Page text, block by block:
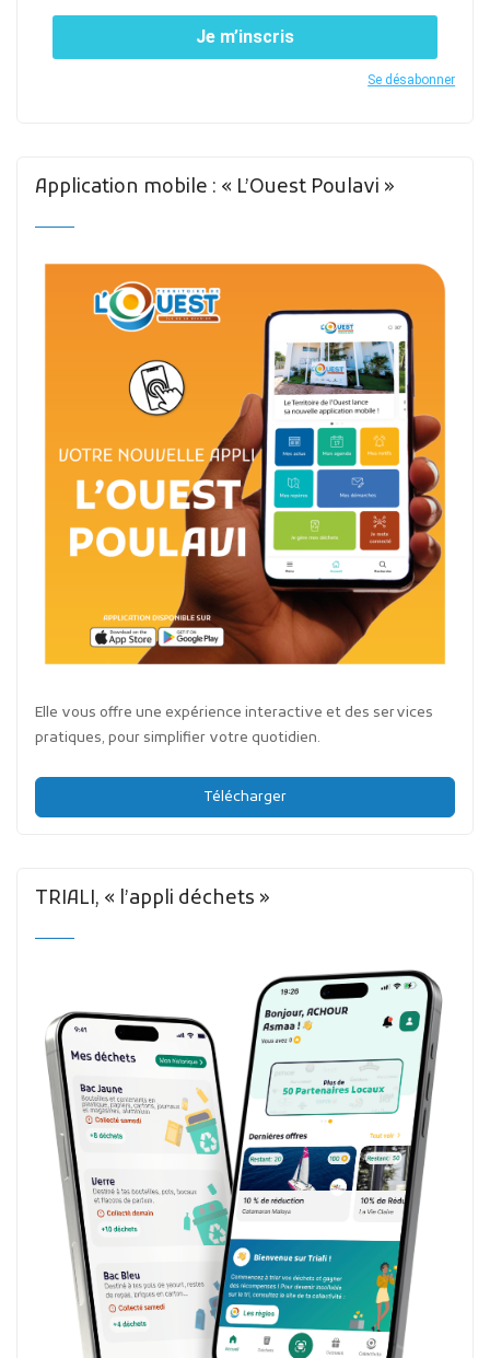
Je m’inscris
Se désabonner
Application mobile : « L’Ouest Poulavi »
Elle vous offre une expérience interactive et des services
pratiques, pour simplifier votre quotidien.
Télécharger
TRIALI, « l’appli déchets »